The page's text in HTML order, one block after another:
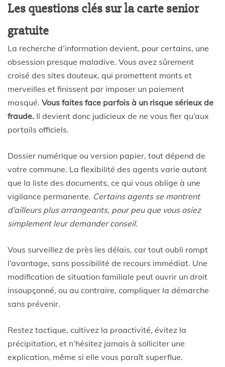
Les questions clés sur la carte senior
gratuite
La recherche d’information devient, pour certains, une
obsession presque maladive. Vous avez sûrement
croisé des sites douteux, qui promettent monts et
merveilles et finissent par imposer un paiement
masqué. Vous faites face parfois à un risque sérieux de
fraude. Il devient donc judicieux de ne vous fier qu’aux
portails officiels.
Dossier numérique ou version papier, tout dépend de
votre commune. La flexibilité des agents varie autant
que la liste des documents, ce qui vous oblige à une
vigilance permanente. Certains agents se montrent
d’ailleurs plus arrangeants, pour peu que vous osiez
simplement leur demander conseil.
Vous surveillez de près les délais, car tout oubli rompt
l’avantage, sans possibilité de recours immédiat. Une
modification de situation familiale peut ouvrir un droit
insoupçonné, ou au contraire, compliquer la démarche
sans prévenir.
Restez tactique, cultivez la proactivité, évitez la
précipitation, et n’hésitez jamais à solliciter une
explication, même si elle vous paraît superflue.